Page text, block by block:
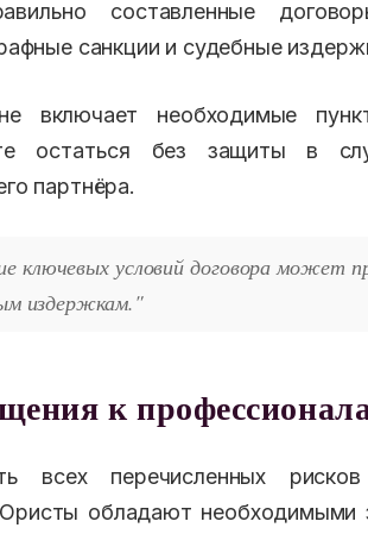
составленные
санкции и судебные
включает необходимые
остаться без защиты в
партнёра.
ключевых условий договора может
издержкам."
к
всех перечисленных
обладают необходимыми